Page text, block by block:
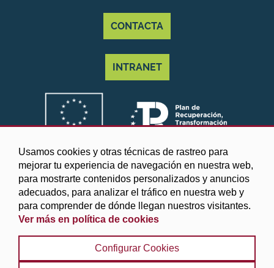
Usamos cookies y otras técnicas de rastreo para
mejorar tu experiencia de navegación en nuestra web,
para mostrarte contenidos personalizados y anuncios
adecuados, para analizar el tráfico en nuestra web y
para comprender de dónde llegan nuestros visitantes.
Ver más en política de cookies
Configurar Cookies
CONTACTA
INTRANET
©2025 Diputación de Granada
Aviso legal y Política de privacidad | Política de cookies